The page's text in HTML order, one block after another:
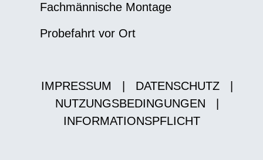
Fachmännische Montage
Probefahrt vor Ort
IMPRESSUM DATENSCHUTZ
NUTZUNGSBEDINGUNGEN
INFORMATIONSPFLICHT